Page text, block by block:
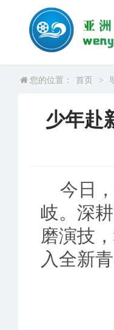
您的位置： 首页 >
少年赴
今日
岐。深
磨演技
入全新